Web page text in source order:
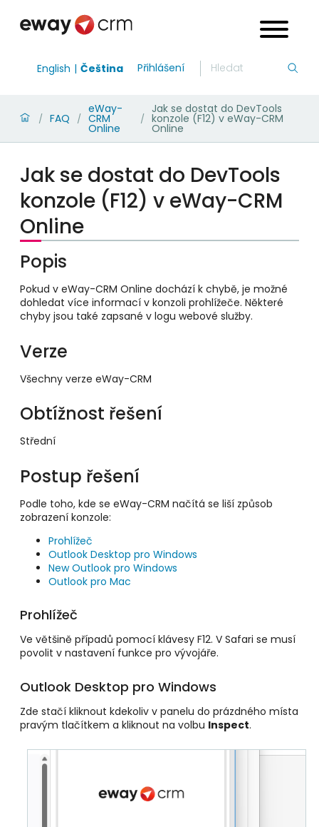
English Čeština Přihlášení
/ FAQ /
eWay-
CRM
Online
/
Jak se dostat do DevTools
konzole (F12) v eWay-CRM
Online
Jak se dostat do DevTools
konzole (F12) v eWay-CRM
Online
Popis
Pokud v eWay-CRM Online dochází k chybě, je možné
dohledat více informací v konzoli prohlížeče. Některé
chyby jsou také zapsané v logu webové služby.
Verze
Všechny verze eWay-CRM
Obtížnost řešení
Střední
Postup řešení
Podle toho, kde se eWay-CRM načítá se liší způsob
zobrazení konzole:
Prohlížeč
Outlook Desktop pro Windows
New Outlook pro Windows
Outlook pro Mac
Prohlížeč
Ve většině případů pomocí klávesy F12. V Safari se musí
povolit v nastavení funkce pro vývojáře.
Outlook Desktop pro Windows
Zde stačí kliknout kdekoliv v panelu do prázdného místa
pravým tlačítkem a kliknout na volbu Inspect.